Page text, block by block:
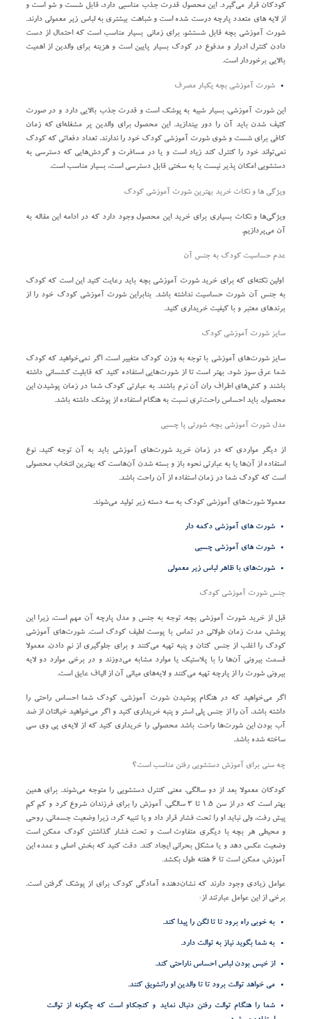
کودکان قرار می‌گیرد. این محصول قدرت جذب مناسبی دارد، قابل شست و شو است و
از لایه های متعدد پارچه درست شده است و شباهت بیشتری به لباس زیر معمولی دارند.
شورت آموزشی بچه قابل شستشو، برای زمانی بسیار مناسب است که احتمال از دست
دادن کنترل ادرار و مدفوع در کودک بسیار پایین است و هزینه برای والدین از اهمیت
بالایی برخوردار است.
شورت آموزشی بچه یکبار مصرف
این شورت آموزشی، بسیار شبیه به پوشک است و قدرت جذب بالایی دارد و در صورت
کثیف شدن باید آن را دور بیندازید. این محصول برای والدین پر مشغله‌ای که زمان
کافی برای شست و شوی شورت آموزشی کودک خود را ندارند، تعداد دفعاتی که کودک
نمی‌تواند خود را کنترل کند زیاد است و یا در مسافرت‌ و گردش‌هایی که دسترسی به
دستشویی امکان پذیر نیست یا به سختی قابل دسترسی است، بسیار مناسب است.
ویژگی ها و نکات خرید بهترین شورت آموزشی کودک
ویژگی‌ها و نکات بسیاری برای خرید این محصول وجود دارد که در ادامه این مقاله به
آن می‌پردازیم.
عدم حساسیت کودک به جنس آن
اولین نکته‌ای که برای خرید شورت آموزشی بچه باید رعایت کنید این است که کودک
به جنس آن شورت حساسیت نداشته باشد. بنابراین شورت آموزشی کودک خود را از
برندهای معتبر و با کیفیت خریداری کنید.
سایز شورت آموزشی کودک
سایز شورت‌های آموزشی با توجه به وزن کودک متغییر است. اگر نمی‌خواهید که کودک
شما عرق سوز شود، بهتر است تا از شورت‌هایی استفاده کنید که قابلیت کشسانی داشته
باشند و کش‌های اطراف ران آن نرم باشند. به عبارتی کودک شما در زمان پوشیدن این
محصول، باید احساس راحت‌تری نسبت به هنگام استفاده از پوشک داشته باشد.
مدل شورت آموزشی بچه، شورتی یا چسبی
از دیگر مواردی که در زمان خرید شورت‌های آموزشی باید به آن توجه کنید، نوع
استفاده از آن‌ها یا به عبارتی نحوه باز و بسته شدن آن‌هاست که بهترین انتخاب محصولی
است که کودک شما در زمان استفاده از آن راحت باشد.
معمولا شورت‌های آموزشی کودک به سه دسته زیر تولید می‌شوند.
شورت‌ های آموزشی دکمه‌ دار
شورت‌ های آموزشی چسبی
شورت‌های با ظاهر لباس‌ زیر معمولی
جنس شورت آموزشی کودک
قبل از خرید شورت آموزشی بچه، توجه به جنس و مدل پارچه آن مهم است، زیرا این
پوشش، مدت‌ زمان طولانی در تماس با پوست لطیف کودک است. شورت‌های آموزشی
کودک را اغلب از جنس کتان و پنبه تهیه می‌کنند و برای جلوگیری از نم دادن، معمولا
قسمت بیرونی آن‌ها را با پلاستیک یا موارد مشابه می‌دوزند و در برخی موارد دو لایه
بیرونی شورت را از پارچه تهیه می‌کنند و لایه‌های میانی آن از الیاف عایق است.
اگر می‌خواهید که در هنگام پوشیدن شورت آموزشی، کودک شما احساس راحتی را
داشته باشد، آن را از جنس پلی استر و پنبه خریداری کنید و اگر می‌خواهید خیالتان از ضد
آب بودن این شورت‌ها راحت باشد محصولی را خریداری کنید که از لایه‌ی پی وی سی
ساخته شده باشد.
چه سنی برای آموزش دستشویی رفتن مناسب است؟
کودکان معمولا بعد از دو سالگی، معنی کنترل دستشویی را متوجه می‌شوند. برای همین
بهتر است که در از سن ۱.۵ تا ۳ سالگی، آموزش را برای فرزندان شروع کرد و کم کم
پیش رفت، ولی نباید او را تحت فشار قرار داد و یا تنبیه کرد، زیرا وضعیت جسمانی، روحی
و محیطی هر بچه با دیگری متفاوت است و تحت فشار گذاشتن کودک ممکن است
وضعیت عکس دهد و یا مشکل بحرانی ایجاد کند. دقت کنید که بخش اصلی و عمده این
آموزش، ممکن است تا ۶ هفته طول بکشد.
عوامل زیادی وجود دارند که نشان‌دهنده آمادگی کودک برای از پوشک گرفتن است.
برخی از این عوامل عبارتند از:
به خوبی راه برود تا تا لگن را پیدا کند.
به شما بگوید نیاز به توالت دارد.
از خیس بودن لباس احساس ناراحتی کند.
می خواهد توالت برود تا تا والدین او راتشویق کنند.
شما را هنگام توالت رفتن دنبال نماید و کنجکاو است که چگونه از توالت